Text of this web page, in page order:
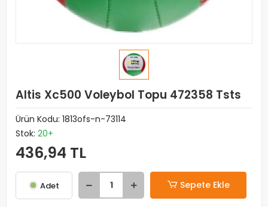
Altis Xc500 Voleybol Topu 472358 Tsts
Ürün Kodu: 1813ofs-n-73114
Stok: 20+
436,94 TL
Adet Sepete Ekle